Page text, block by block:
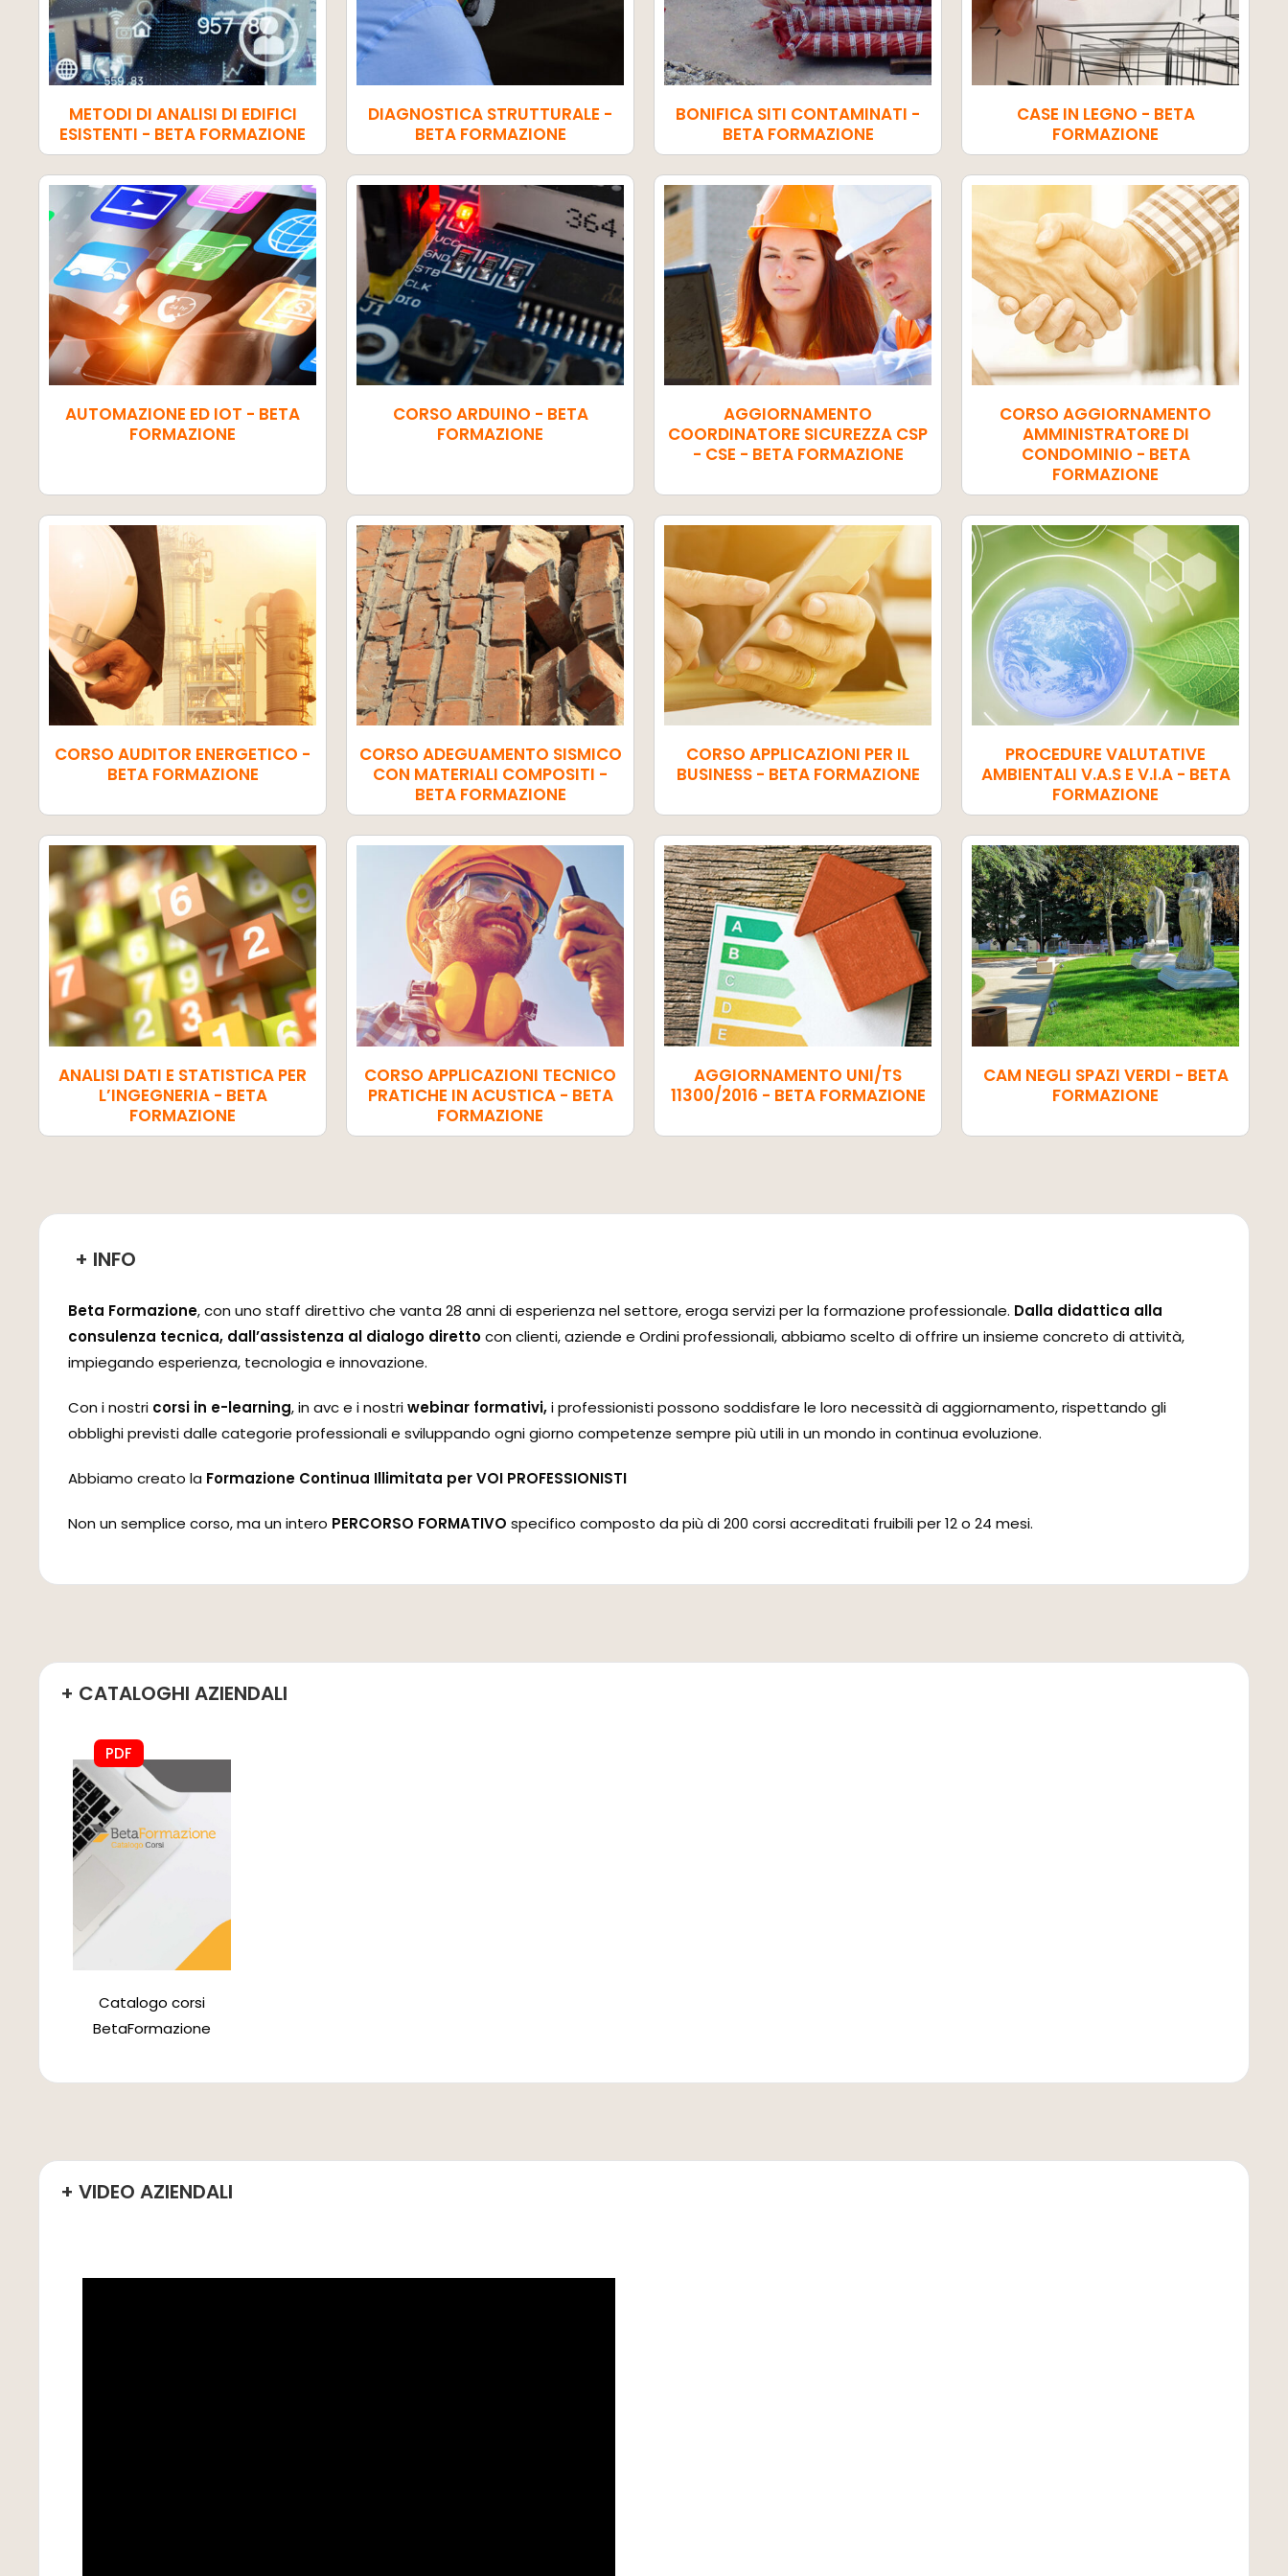
METODI DI ANALISI DI EDIFICI
ESISTENTI - BETA FORMAZIONE
DIAGNOSTICA STRUTTURALE -
BETA FORMAZIONE
BONIFICA SITI CONTAMINATI -
BETA FORMAZIONE
CASE IN LEGNO - BETA
FORMAZIONE
AUTOMAZIONE ED IOT - BETA
FORMAZIONE
CORSO ARDUINO - BETA
FORMAZIONE
AGGIORNAMENTO
COORDINATORE SICUREZZA CSP
- CSE - BETA FORMAZIONE
CORSO AGGIORNAMENTO
AMMINISTRATORE DI
CONDOMINIO - BETA
FORMAZIONE
CORSO AUDITOR ENERGETICO -
BETA FORMAZIONE
CORSO ADEGUAMENTO SISMICO
CON MATERIALI COMPOSITI -
BETA FORMAZIONE
CORSO APPLICAZIONI PER IL
BUSINESS - BETA FORMAZIONE
PROCEDURE VALUTATIVE
AMBIENTALI V.A.S E V.I.A - BETA
FORMAZIONE
ANALISI DATI E STATISTICA PER
L’INGEGNERIA - BETA
FORMAZIONE
CORSO APPLICAZIONI TECNICO
PRATICHE IN ACUSTICA - BETA
FORMAZIONE
AGGIORNAMENTO UNI/TS
11300/2016 - BETA FORMAZIONE
CAM NEGLI SPAZI VERDI - BETA
FORMAZIONE
+ INFO
Beta Formazione, con uno staff direttivo che vanta 28 anni di esperienza nel settore, eroga servizi per la formazione professionale. Dalla didattica alla
consulenza tecnica, dall’assistenza al dialogo direttocon clienti, aziende e Ordini professionali, abbiamo scelto di offrire un insieme concreto di attività,
impiegando esperienza, tecnologia e innovazione.
Con i nostri corsi in e-learning, in avc e i nostriwebinar formativi,i professionisti possono soddisfare le loro necessità di aggiornamento, rispettando gli
obblighi previsti dalle categorie professionali e sviluppando ogni giorno competenze sempre più utili in un mondo in continua evoluzione.
Abbiamo creato la Formazione Continua Illimitata per VOI PROFESSIONISTI
Non un semplice corso, ma un intero PERCORSO FORMATIVO specifico composto da più di 200 corsi accreditati fruibili per 12 o 24 mesi.
+ CATALOGHI AZIENDALI
PDF
Catalogo corsi
BetaFormazione
+ VIDEO AZIENDALI